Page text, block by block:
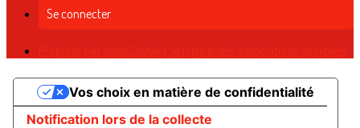
Se connecter
Propulsé par AssoConnect, le logiciel des associations Sportives
Notification lors de la collecte
Vos choix en matière de confidentialité